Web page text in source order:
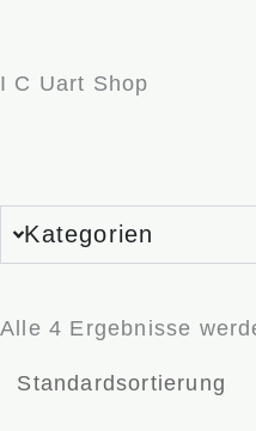
I C Uart Shop
Kategorien
Alle 4 Ergebnisse